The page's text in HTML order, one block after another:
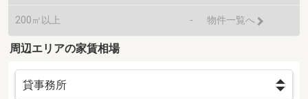
200㎡以上 - 物件一覧へ
周辺エリアの家賃相場